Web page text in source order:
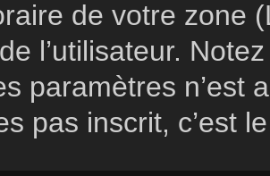
de votre zone
l’utilisateur.
paramètres n’est
pas inscrit, c’est